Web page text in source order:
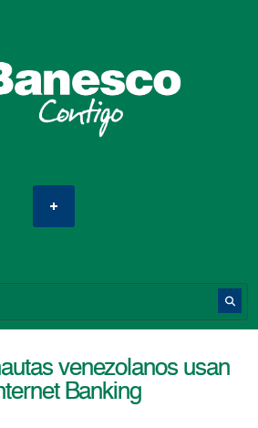
venezolanos usan
Banking